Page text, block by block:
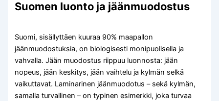
Suomen luonto ja jäänmuodostus
Suomi, sisällyttäen kuuraa 90% maapallon
jäänmuodostuksia, on biologisesti monipuolisella ja
vahvalla. Jään muodostus riippuu luonnosta: jään
nopeus, jään keskitys, jään vaihtelu ja kylmän selkä
vaikuttavat. Laminarinen jäänmuodotus – sekä kylmän,
samalla turvallinen – on typinen esimerkki, joka turvaa